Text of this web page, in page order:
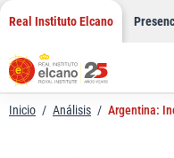
Saltar
contenido
Real Instituto Elcano
Inicio / Análisis / Argentina: